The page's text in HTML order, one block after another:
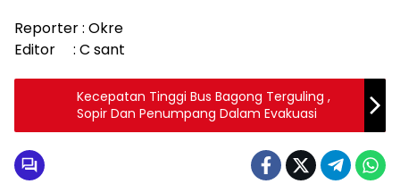
Reporter : Okre
Editor : C sant
Kecepatan Tinggi Bus Bagong Terguling ,
Sopir Dan Penumpang Dalam Evakuasi